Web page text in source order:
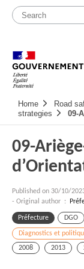
content
map
Navigation
principale
Home Road
strategies
09-
09-
Published on 30/10/
- Original author :
Préfecture DGO
Diagnostics et
2008
2013